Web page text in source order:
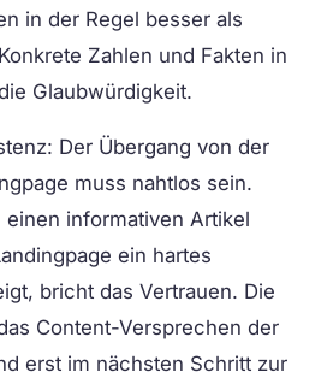
in der Regel besser als
Zahlen und Fakten in
Glaubwürdigkeit.
Der Übergang von der
muss nahtlos sein.
informativen Artikel
ein hartes
bricht das Vertrauen. Die
Content-Versprechen der
erst im nächsten Schritt zur